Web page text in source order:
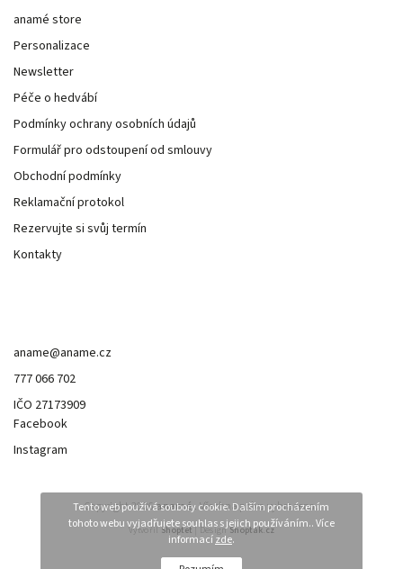
Tento web používá soubory cookie. Dalším procházením
tohoto webu vyjadřujete souhlas s jejich používáním.. Více
informacízde.
anamé store
Personalizace
Newsletter
Péče o hedvábí
Podmínky ochrany osobních údajů
Formulář pro odstoupení od smlouvy
Obchodní podmínky
Reklamační protokol
Rezervujte si svůj termín
Kontakty
aname@aname.cz
777 066 702
IČO 27173909
Facebook
Instagram
Copyright 2026anamé.. Všechna práva vyhrazena.
VytvořilShoptet| Design Shoptak.cz